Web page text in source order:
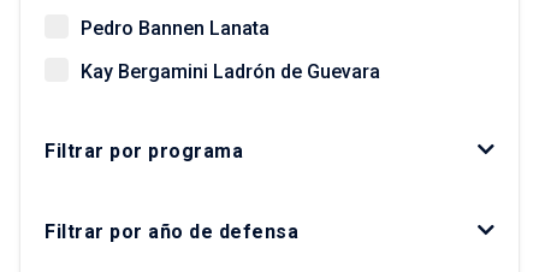
Pedro Bannen Lanata
Kay Bergamini Ladrón de Guevara
Óscar Figueroa Monsalve
Macarena Ibarra Alonso
Filtrar por programa
Filtrar por año de defensa